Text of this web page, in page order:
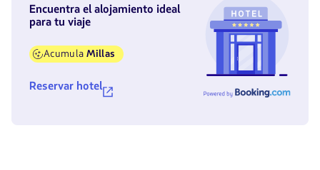
Encuentra el alojamiento ideal
para tu viaje
AcumulaMillas
Reservar hotel